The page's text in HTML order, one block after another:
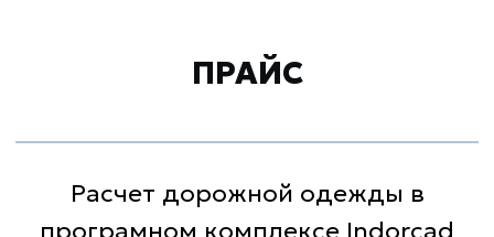
выбрать именно наш
НАС?